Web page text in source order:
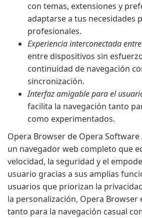
con temas, extensiones y
adaptarse a tus necesidades
profesionales.
Experiencia interconectada
entre dispositivos sin
continuidad de navegación
sincronización.
Interfaz amigable para el
facilita la navegación tanto
como experimentados.
Opera Browser de Opera Software
un navegador web completo que
velocidad, la seguridad y el
usuario gracias a sus amplias
usuarios que priorizan la
la personalización, Opera Browser
tanto para la navegación casual